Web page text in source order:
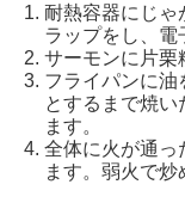
耐熱容器にじゃ
ラップをし、電
サーモンに片栗
フライパンに油
とするまで焼
ます。
全体に火が通っ
ます。弱火で炒